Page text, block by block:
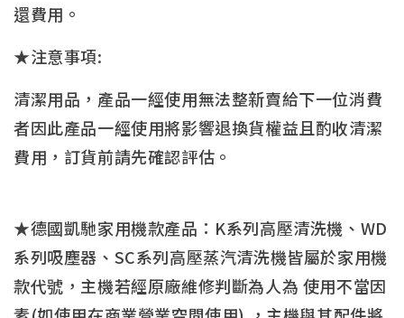
還費用。
★注意事項:
清潔用品，產品一經使用無法整新賣給下一位消費
者因此產品一經使用將影響退換貨權益且酌收清潔
費用，訂貨前請先確認評估。
★德國凱馳家用機款產品：K系列高壓清洗機、WD
系列吸塵器、SC系列高壓蒸汽清洗機皆屬於家用機
款代號，主機若經原廠維修判斷為人為 使用不當因